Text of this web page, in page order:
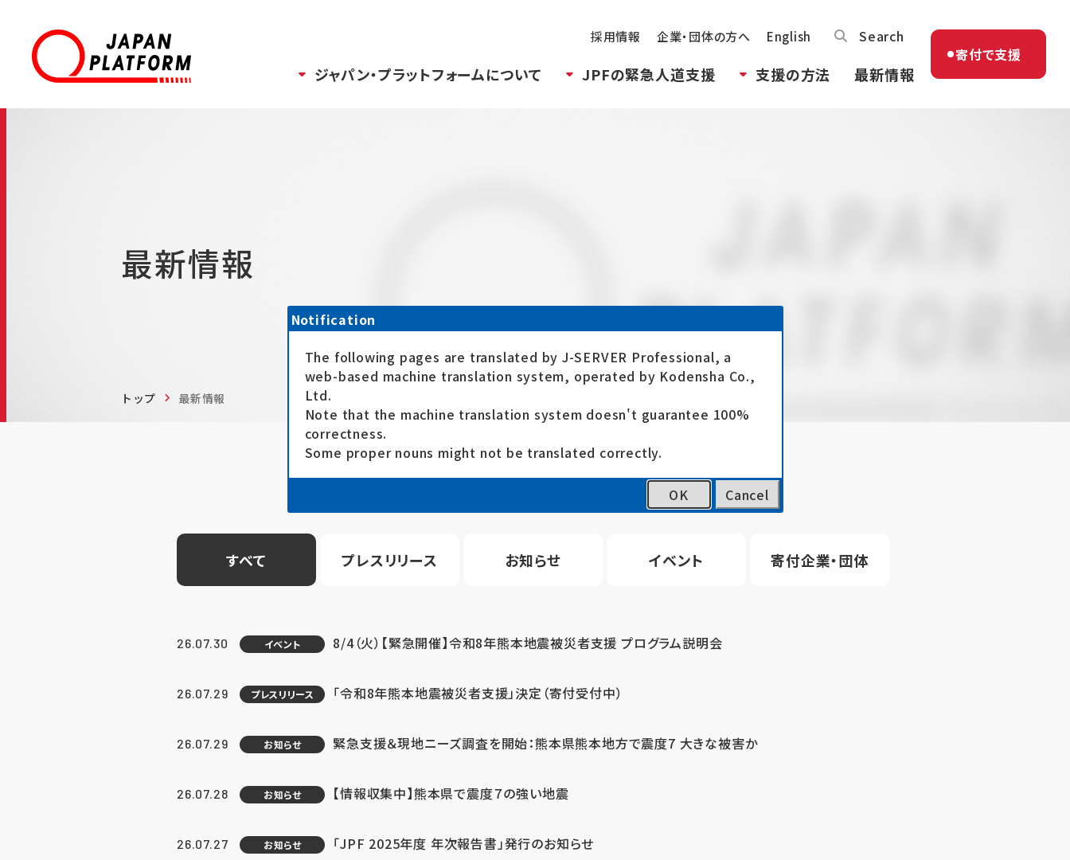
採用情報 企業・団体の方へ English Search
ジャパン・プラットフォームについて JPFの緊急人道支援 支援の方法 最新情報
寄付で支援
最新情報
トップ 最新情報
すべて プレスリリース お知らせ イベント 寄付企業・団体
26.07.30 イベント 8/4（火）【緊急開催】令和8年熊本地震被災者支援 プログラム説明会
26.07.29 プレスリリース 「令和8年熊本地震被災者支援」決定（寄付受付中）
26.07.29 お知らせ 緊急支援＆現地ニーズ調査を開始：熊本県熊本地方で震度7 大きな被害か
26.07.28 お知らせ 【情報収集中】熊本県で震度７の強い地震
26.07.27 お知らせ 「JPF 2025年度 年次報告書」発行のお知らせ
Notification
The following pages are translated by J-SERVER Professional, a
web-based machine translation system, operated by Kodensha Co.,
Ltd.
Note that the machine translation system doesn't guarantee 100%
correctness.
Some proper nouns might not be translated correctly.
OK Cancel